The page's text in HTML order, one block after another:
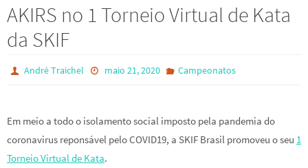
AKIRS no 1 Torneio Virtual de Kata
da SKIF
André Traichel maio 21, 2020 Campeonatos
Em meio a todo o isolamento social imposto pela pandemia do
coronavirus reponsável pelo COVID19, a SKIF Brasil promoveu o seu 1
Torneio Virtual de Kata.